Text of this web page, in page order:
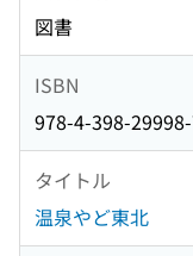
図書
ISBN
978-4-398-
タイトル
温泉やど東北